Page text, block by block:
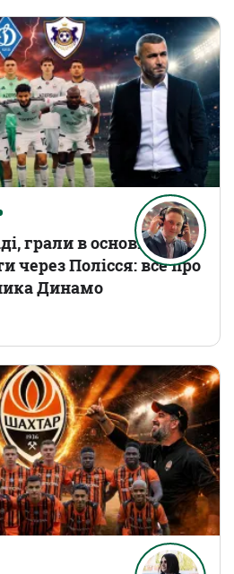
грали в основному
через Полісся: все про
Динамо